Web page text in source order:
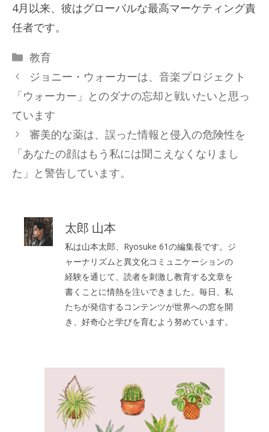
4月以来、彼はグローバルな最高マーケティング責
任者です。
カ
テ
リ
ー
教育
ジョニー・ウォーカーは、音楽プロジェクト
「ウォーカー」とのダナの忘却と戦いたいと思っ
ています
審美的な薬は、誤った情報と侵入の危険性を
「あなたの顔はもう私には聞こえなくなりまし
た」と警告しています。
太郎 山本
私は山本太郎、Ryosuke 61の編集長です。ジ
ャーナリズムと異文化コミュニケーションの
経験を通じて、読者を刺激し教育する文章を
書くことに情熱を注いできました。毎日、私
たちが発信するコンテンツが世界への窓を開
き、好奇心と学びを育むよう努めています。